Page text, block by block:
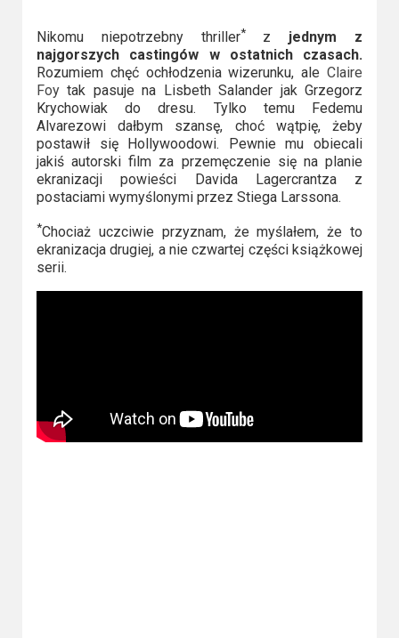
Nikomu niepotrzebny thriller*z jednym z
najgorszych castingów w ostatnich czasach.
Rozumiem chęć ochłodzenia wizerunku, aleClaire
Foytak pasuje na Lisbeth Salander jak Grzegorz
Krychowiak do dresu. Tylko temu Fedemu
Alvarezowi dałbym szansę, choć wątpię, żeby
postawił się Hollywoodowi. Pewnie mu obiecali
jakiś autorski film za przemęczenie się na planie
ekranizacji powieści Davida Lagercrantza z
postaciami wymyślonymi przez Stiega Larssona.
*Chociaż uczciwie przyznam, że myślałem, że to
ekranizacja drugiej, a nie czwartej części książkowej
serii.